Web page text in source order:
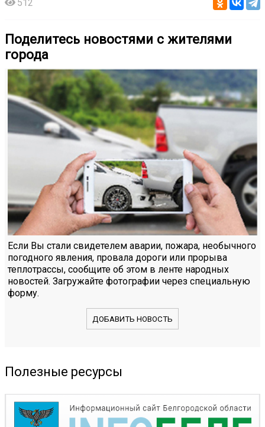
512
Поделитесь новостями с жителями
города
Если Вы стали свидетелем аварии, пожара, необычного
погодного явления, провала дороги или прорыва
теплотрассы, сообщите об этом в ленте народных
новостей. Загружайте фотографии через специальную
форму.
ДОБАВИТЬ НОВОСТЬ
Полезные ресурсы